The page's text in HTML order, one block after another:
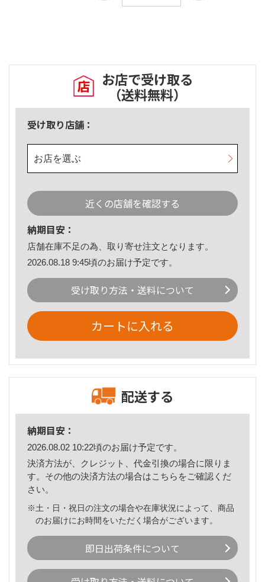
お店で受け取る
（送料無料）
受け取り店舗：
お店を選ぶ
近くの店舗を確認する
納期目安：
店舗在庫不足の為、取り寄せ注文となります。
2026.08.18 9:45頃のお届け予定です。
受け取り方法・送料について
カートに入れる
配送する
納期目安：
2026.08.02 10:22頃のお届け予定です。
決済方法が、クレジット、代金引換の場合に限りま
す。その他の決済方法の場合はこちら をご確認くだ
さい。
※土・日・祝日の注文の場合や在庫状況によって、商品
のお届けにお時間をいただく場合がございます。
即日出荷条件について